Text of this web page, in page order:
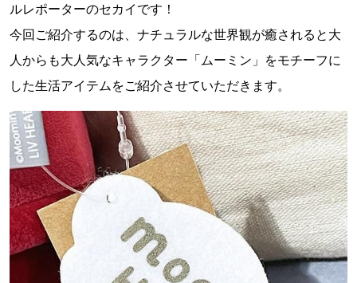
ルレポーターのセカイです！
今回ご紹介するのは、ナチュラルな世界観が癒されると大
人からも大人気なキャラクター「ムーミン」をモチーフに
した生活アイテムをご紹介させていただきます。